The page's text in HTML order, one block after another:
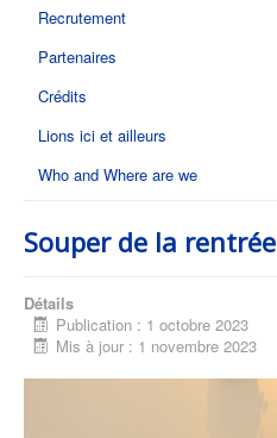
Recrutement
Partenaires
Crédits
Lions ici et ailleurs
Who and Where are we
Souper de la rentrée
Détails
Publication : 1 octobre 2023
Mis à jour : 1 novembre 2023